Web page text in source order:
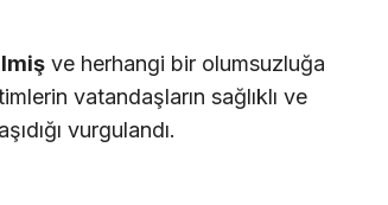
ve herhangi bir olumsuzluğa
vatandaşların sağlıklı ve
vurgulandı.